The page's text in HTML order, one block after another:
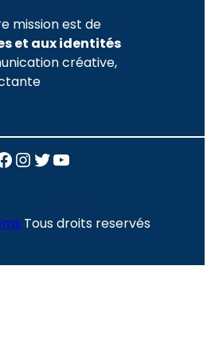
mission est de
et aux identités
créative,
Instagram
Twitter
YouTube
Tous droits reservés